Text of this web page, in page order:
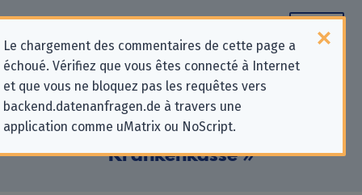
Le chargement des commentaires de cette page a
échoué. Vérifiez que vous êtes connecté à Internet
et que vous ne bloquez pas les requêtes vers
backend.datenanfragen.de à travers une
application comme uMatrix ou NoScript.
Informations de contact pour les
demandes relatives à la protection
de la vie privée pour « VIACTIV
Krankenkasse »